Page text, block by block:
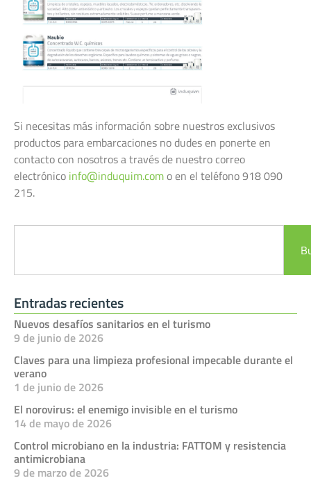
Si necesitas más información sobre nuestros exclusivos
productos para embarcaciones no dudes en ponerte en
contacto con nosotros a través de nuestro correo
electrónico info@induquim.como en el teléfono 918 090
215.
Entradas recientes
Nuevos desafíos sanitarios en el turismo
9 de junio de 2026
Claves para una limpieza profesional impecable durante el
verano
1 de junio de 2026
El norovirus: el enemigo invisible en el turismo
14 de mayo de 2026
Control microbiano en la industria: FATTOM y resistencia
antimicrobiana
9 de marzo de 2026